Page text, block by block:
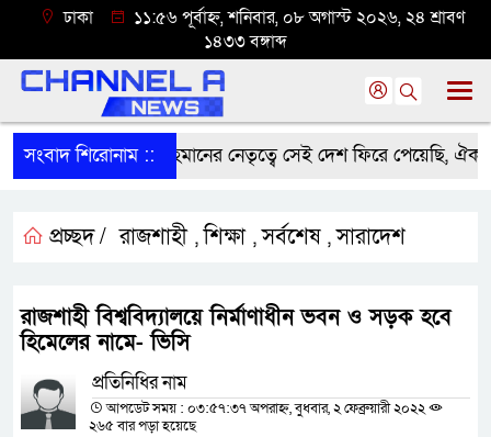
ঢাকা
১১:৫৬ পূর্বাহ্ন, শনিবার, ০৮ অগাস্ট ২০২৬, ২৪ শ্রাবণ
১৪৩৩ বঙ্গাব্দ
সংবাদ শিরোনাম ::
প্রধানমন্ত্রী তারেক রহমানের নেতৃত্বে সেই দেশ ফিরে পেয়েছি,
প্রচ্ছদ / রাজশাহী ,শিক্ষা ,সর্বশেষ ,সারাদেশ
রাজশাহী বিশ্ববিদ্যালয়ে নির্মাণাধীন ভবন ও সড়ক হবে
হিমেলের নামে- ভিসি
প্রতিনিধির নাম
আপডেট সময় : ০৩:৫৭:৩৭ অপরাহ্ন, বুধবার, ২ ফেব্রুয়ারী ২০২২
২৬৫ বার পড়া হয়েছে